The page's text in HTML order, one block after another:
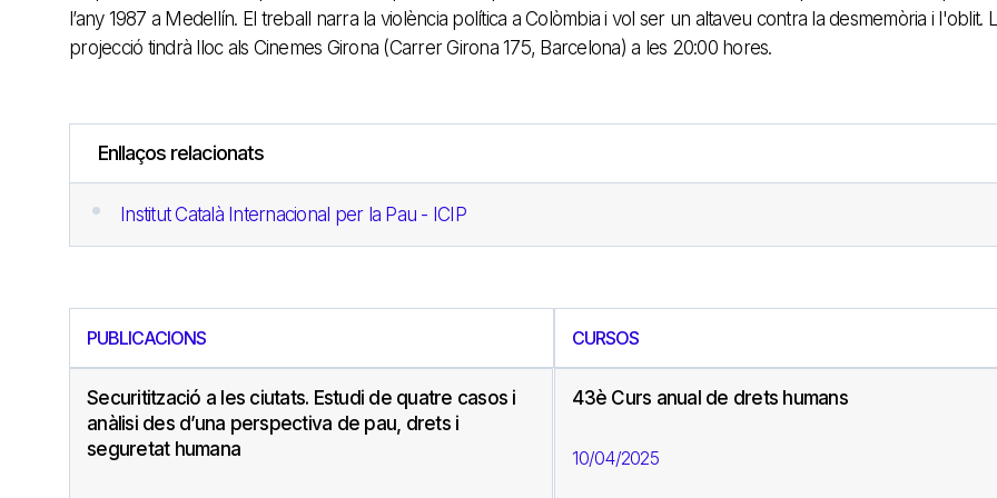
l’any 1987 a Medellín. El treball narra la violència política a Colòmbia i vol ser un altaveu contra la desmemòria i l'oblit.
projecció tindrà lloc als Cinemes Girona (Carrer Girona 175, Barcelona) a les 20:00 hores.
Enllaços relacionats
Institut Català Internacional per la Pau - ICIP
PUBLICACIONS
Securitització a les ciutats. Estudi de quatre casos i
anàlisi des d’una perspectiva de pau, drets i
seguretat humana
CURSOS
43è Curs anual de drets humans
10/04/2025